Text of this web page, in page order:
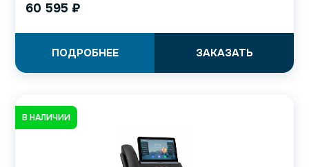
60 595 ₽
ЗАКАЗАТЬ
ПОДРОБНЕЕ
В НАЛИЧИИ